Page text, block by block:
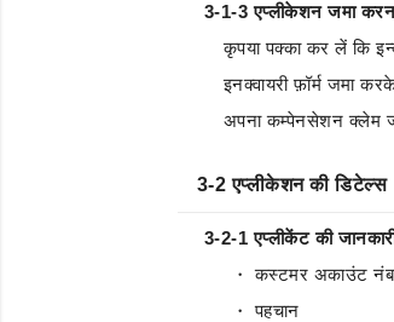
3-1-3 एप्लीकेशन जमा
कृपया पक्का कर लें कि
इनक्वायरी फ़ॉर्म जमा
अपना कम्पेनसेशन क्लेम
3-2 एप्लीकेशन की डिटेल्स
3-2-1 एप्लीकेंट की
・ कस्टमर अकाउंट
・ पहचान